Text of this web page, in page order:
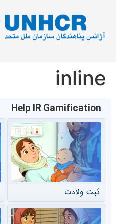
inline
Help IR Gamification
ثبت ولادت